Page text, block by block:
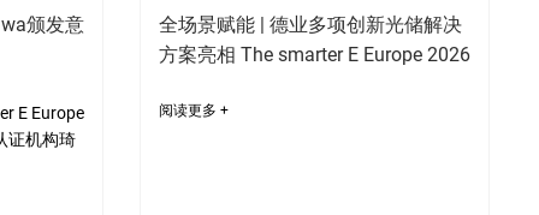
颁发意
E Europe
证机构琦
全场景赋能 | 德业多项创新光储解决
方案亮相 The smarter E Europe 2026
阅读更多 +